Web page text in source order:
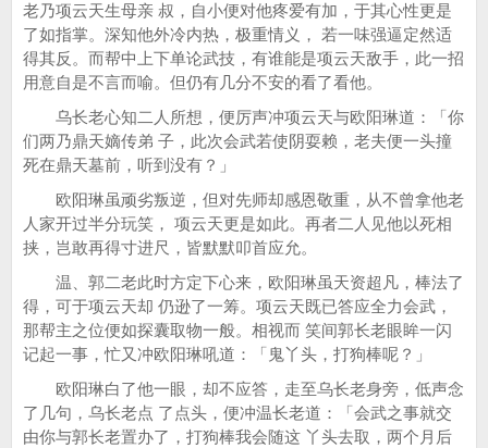
老乃项云天生母亲 叔，自小便对他疼爱有加，于其心性更是
了如指掌。深知他外冷内热，极重情义， 若一味强逼定然适
得其反。而帮中上下单论武技，有谁能是项云天敌手，此一招
用意自是不言而喻。但仍有几分不安的看了看他。
乌长老心知二人所想，便厉声冲项云天与欧阳琳道：「你
们两乃鼎天嫡传弟 子，此次会武若使阴耍赖，老夫便一头撞
死在鼎天墓前，听到没有？」
欧阳琳虽顽劣叛逆，但对先师却感恩敬重，从不曾拿他老
人家开过半分玩笑， 项云天更是如此。再者二人见他以死相
挟，岂敢再得寸进尺，皆默默叩首应允。
温、郭二老此时方定下心来，欧阳琳虽天资超凡，棒法了
得，可于项云天却 仍逊了一筹。项云天既已答应全力会武，
那帮主之位便如探囊取物一般。相视而 笑间郭长老眼眸一闪
记起一事，忙又冲欧阳琳吼道：「鬼丫头，打狗棒呢？」
欧阳琳白了他一眼，却不应答，走至乌长老身旁，低声念
了几句，乌长老点 了点头，便冲温长老道：「会武之事就交
由你与郭长老置办了，打狗棒我会随这 丫头去取，两个月后